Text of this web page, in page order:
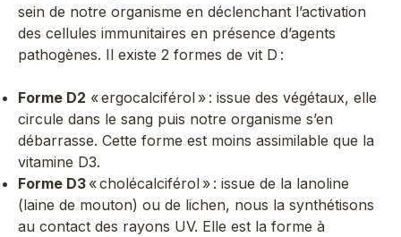
sein de notre organisme en déclenchant l’activation
des cellules immunitaires en présence d’agents
pathogènes. Il existe 2 formes de vit D :
Forme D2 « ergocalciférol » : issue des végétaux, elle
circule dans le sang puis notre organisme s’en
débarrasse. Cette forme est moins assimilable que la
vitamine D3.
Forme D3 « cholécalciférol » : issue de la lanoline
(laine de mouton) ou de lichen, nous la synthétisons
au contact des rayons UV. Elle est la forme à